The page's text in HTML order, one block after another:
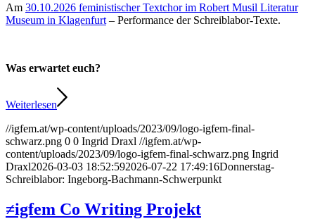
Am 30.10.2026 feministischer Textchor im Robert Musil Literatur
Museum in Klagenfurt – Performance der Schreiblabor-Texte.
Was erwartet euch?
Weiterlesen
//igfem.at/wp-content/uploads/2023/09/logo-igfem-final-
schwarz.png 0 0 Ingrid Draxl //igfem.at/wp-
content/uploads/2023/09/logo-igfem-final-schwarz.png Ingrid
Draxl2026-03-03 18:52:592026-07-22 17:49:16Donnerstag-
Schreiblabor: Ingeborg-Bachmann-Schwerpunkt
≠igfem Co Writing Projekt